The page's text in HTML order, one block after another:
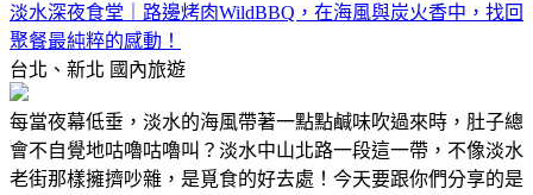
淡水深夜食堂｜路邊烤肉WildBBQ，在海風與炭火香中，找回
聚餐最純粹的感動！
台北、新北 國內旅遊
每當夜幕低垂，淡水的海風帶著一點點鹹味吹過來時，肚子總
會不自覺地咕嚕咕嚕叫？淡水中山北路一段這一帶，不像淡水
老街那樣擁擠吵雜，是覓食的好去處！今天要跟你們分享的是